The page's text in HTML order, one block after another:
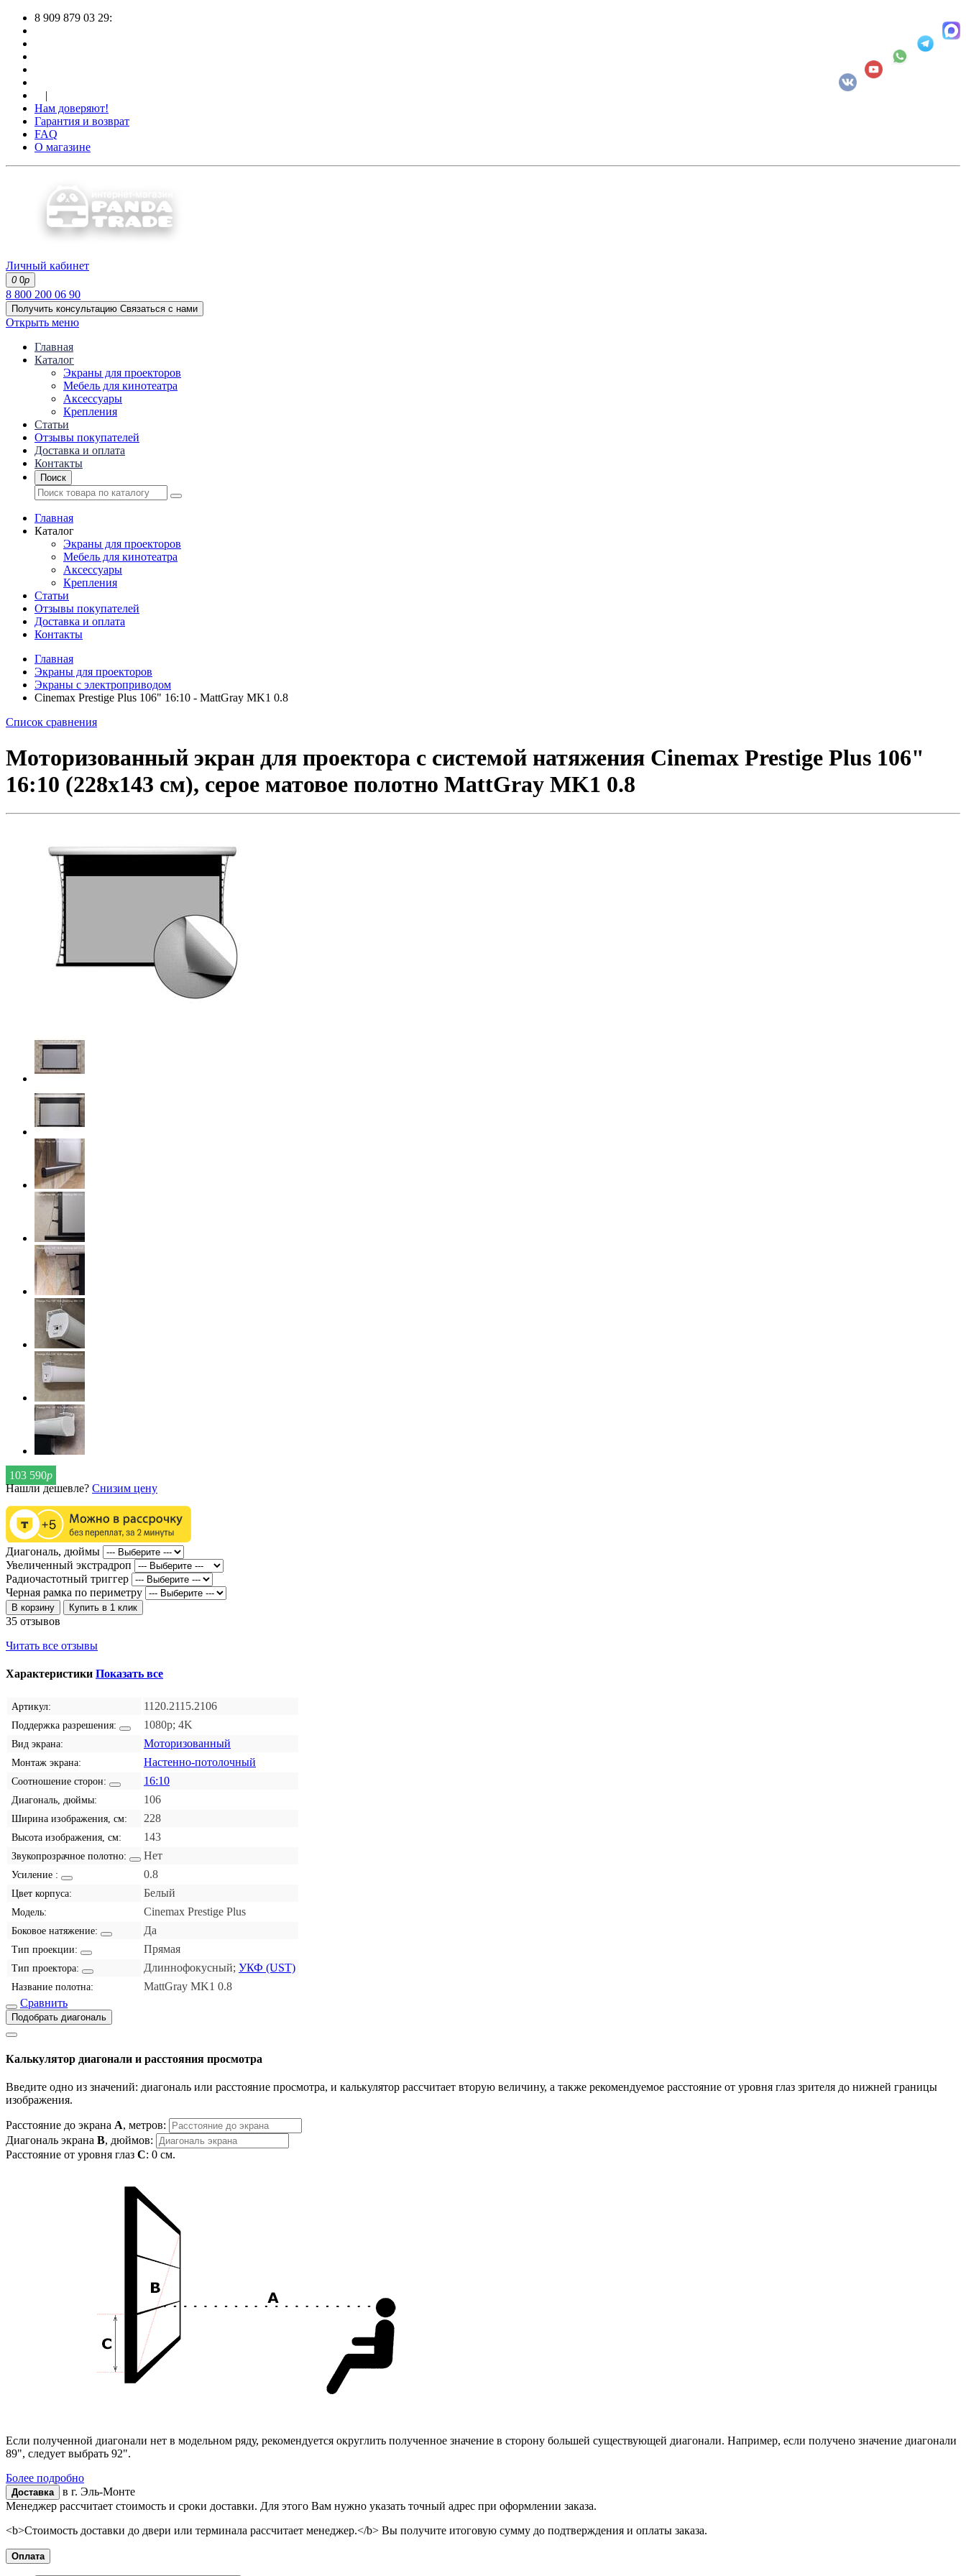
8 909 879 03 29:
|
Нам доверяют!
Гарантия и возврат
FAQ
О магазине
Личный кабинет
0 0р
8 800 200 06 90
Получить консультацию Связаться с нами
Открыть меню
Главная
Каталог
Экраны для проекторов
Mебель для кинотеатра
Аксессуары
Крепления
Статьи
Отзывы покупателей
Доставка и оплата
Контакты
Поиск
Главная
Каталог
Экраны для проекторов
Mебель для кинотеатра
Аксессуары
Крепления
Статьи
Отзывы покупателей
Доставка и оплата
Контакты
Главная
Экраны для проекторов
Экраны с электроприводом
Cinemax Prestige Plus 106" 16:10 - MattGray MK1 0.8
Список сравнения
Моторизованный экран для проектора с системой натяжения Cinemax Prestige Plus 106"
16:10 (228x143 см), серое матовое полотно MattGray MK1 0.8
103 590р
Нашли дешевле? Снизим цену
Диагональ, дюймы
Увеличенный экстрадроп
Радиочастотный триггер
Черная рамка по периметру
В корзину Купить в 1 клик
35 отзывов
Читать все отзывы
Характеристики Показать все
Артикул: 1120.2115.2106
Поддержка разрешения: 1080p; 4K
Вид экрана: Моторизованный
Монтаж экрана: Настенно-потолочный
Соотношение сторон: 16:10
Диагональ, дюймы: 106
Ширина изображения, см: 228
Высота изображения, см: 143
Звукопрозрачное полотно: Нет
Усиление : 0.8
Цвет корпуса: Белый
Модель: Cinemax Prestige Plus
Боковое натяжение: Да
Тип проекции: Прямая
Тип проектора: Длиннофокусный; УКФ (UST)
Название полотна:
MattGray MK1 0.8
Сравнить
Подобрать диагональ
Калькулятор диагонали и расстояния просмотра
Введите одно из значений: диагональ или расстояние просмотра, и калькулятор рассчитает вторую величину, а также рекомендуемое расстояние от уровня глаз зрителя до нижней границы
изображения.
Расстояние до экрана A, метров:
Диагональ экрана B, дюймов:
Расстояние от уровня глаз C: 0 см.
Если полученной диагонали нет в модельном ряду, рекомендуется округлить полученное значение в сторону большей существующей диагонали. Например, если получено значение диагонали
89", следует выбрать 92".
Более подробно
Доставка в г. Эль-Монте
Менеджер рассчитает стоимость и сроки доставки. Для этого Вам нужно указать точный адрес при оформлении заказа.
<b>Стоимость доставки до двери или терминала рассчитает менеджер.</b> Вы получите итоговую сумму до подтверждения и оплаты заказа.
Оплата